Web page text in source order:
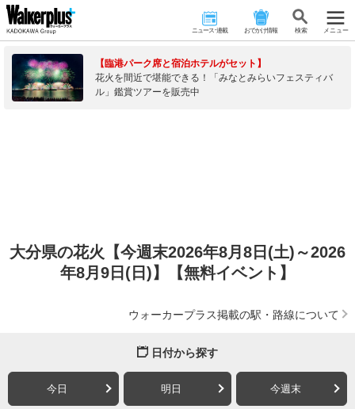
ニュース･連載 おでかけ情報 検 索 メニュー
【臨港パーク席と宿泊ホテルがセット】
花火を間近で堪能できる！「みなとみらいフェスティバ
ル」鑑賞ツアーを販売中
大分県の花火【今週末2026年8月8日(土)～2026
年8月9日(日)】【無料イベント】
ウォーカープラス掲載の駅・路線について
日付から探す
今日 明日 今週末